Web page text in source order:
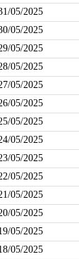
05/2025
05/2025
05/2025
05/2025
05/2025
05/2025
05/2025
05/2025
05/2025
05/2025
05/2025
05/2025
05/2025
05/2025